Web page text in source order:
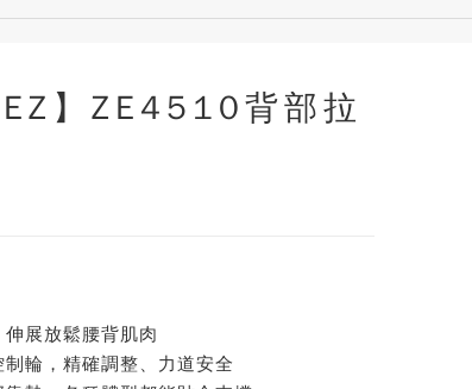
】ZE4510背部拉
展放鬆腰背肌肉
輪，精確調整、力道安全